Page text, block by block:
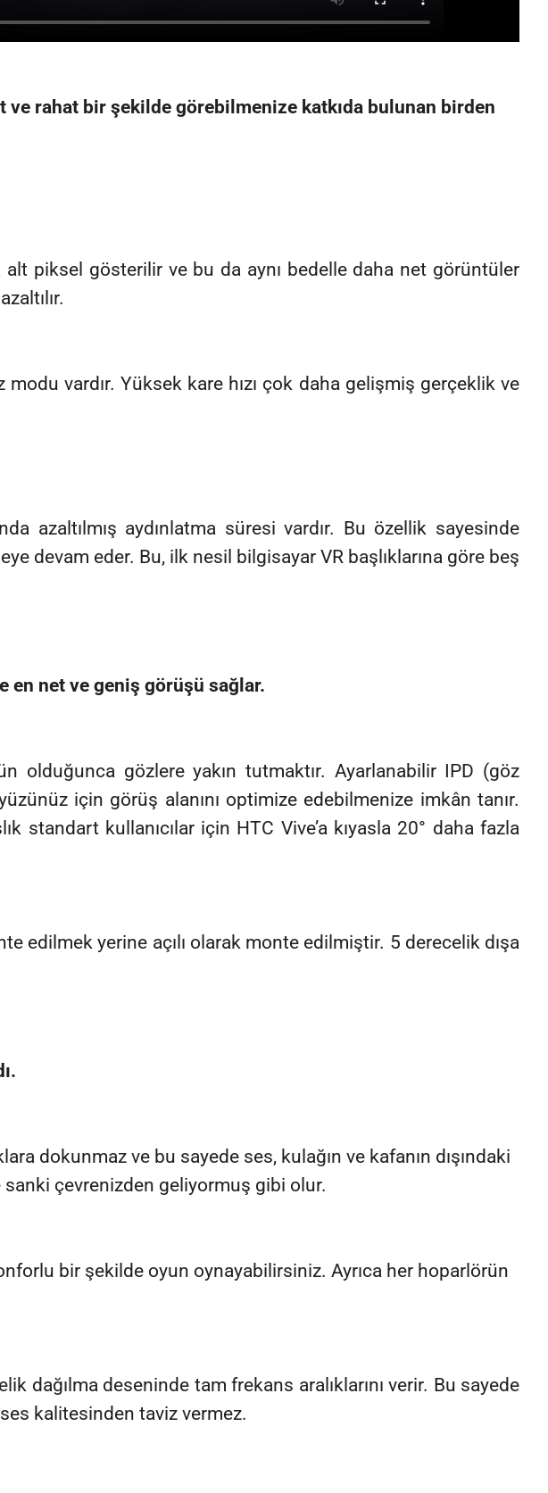
rahat bir şekilde görebilmenize katkıda bulunan birden
alt piksel gösterilir ve bu da aynı bedelle daha net görüntüler
vardır. Yüksek kare hızı çok daha gelişmiş gerçeklik ve
azaltılmış aydınlatma süresi vardır. Bu özellik sayesinde
devam eder. Bu, ilk nesil bilgisayar VR başlıklarına göre beş
en net ve geniş görüşü sağlar.
olduğunca gözlere yakın tutmaktır. Ayarlanabilir IPD (göz
için görüş alanını optimize edebilmenize imkân tanır.
kullanıcılar için HTC Vive’a kıyasla 20° daha fazla
edilmek yerine açılı olarak monte edilmiştir. 5 derecelik dışa
dokunmaz ve bu sayede ses, kulağın ve kafanın dışındaki
çevrenizden geliyormuş gibi olur.
bir şekilde oyun oynayabilirsiniz. Ayrıca her hoparlörün
dağılma deseninde tam frekans aralıklarını verir. Bu sayede
kalitesinden taviz vermez.